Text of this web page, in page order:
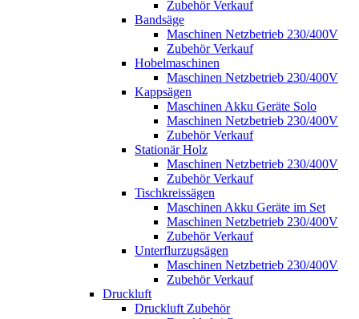
Zubehör Verkauf
Bandsäge
Maschinen Netzbetrieb 230/400V
Zubehör Verkauf
Hobelmaschinen
Maschinen Netzbetrieb 230/400V
Kappsägen
Maschinen Akku Geräte Solo
Maschinen Netzbetrieb 230/400V
Zubehör Verkauf
Stationär Holz
Maschinen Netzbetrieb 230/400V
Zubehör Verkauf
Tischkreissägen
Maschinen Akku Geräte im Set
Maschinen Netzbetrieb 230/400V
Zubehör Verkauf
Unterflurzugsägen
Maschinen Netzbetrieb 230/400V
Zubehör Verkauf
Druckluft
Druckluft Zubehör